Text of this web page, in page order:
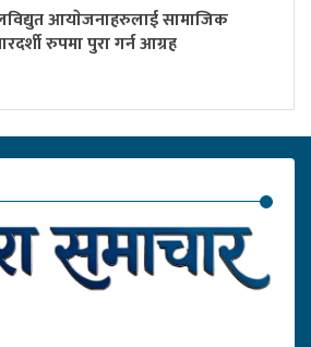
आयाेजनाहरुलाई सामाजिक
रुपमा पुरा गर्न आग्रह